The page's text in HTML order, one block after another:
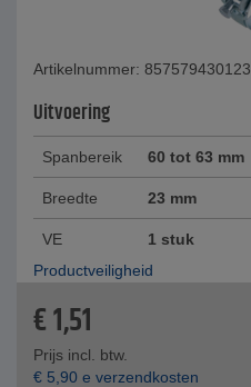
Artikelnummer: 857579430123
Uitvoering
Spanbereik 60 tot 63 mm
Breedte 23 mm
VE
1 stuk
Productveiligheid
€1,51
Prijs incl. btw.
€ 5,90 e verzendkosten